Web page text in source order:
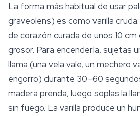
La forma más habitual de usar
graveolens) es como varilla
de corazón curada de unos 10 cm
grosor. Para encenderla, sujetas
llama (una vela vale, un mechero
engorro) durante 30–60
madera prenda, luego soplas la
sin fuego. La varilla produce un